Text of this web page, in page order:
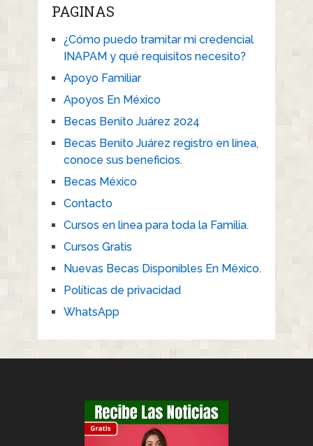
PAGINAS
¿Cómo puedo tramitar mi credencial
INAPAM y qué requisitos necesito?
Apoyo Familiar
Apoyos En México
Becas Benito Juárez 2024
Becas Benito Juárez registro en línea,
conoce sus beneficios.
Becas México
Contacto
Cursos en linea para toda la Familia.
Cursos Gratis
Nuevas Becas Disponibles En México.
Políticas de privacidad
WhatsApp